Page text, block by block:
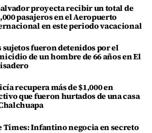
proyecta recibir un total de
pasajeros en el Aeropuerto
en este periodo vacacional
sujetos fueron detenidos por el
de un hombre de 66 años en El
recupera más de $1,000 en
que fueron hurtados de una casa
Times: Infantino negocia en secreto